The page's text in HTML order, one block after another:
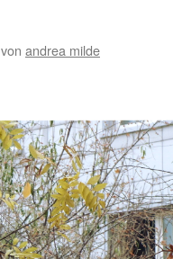
von andrea milde